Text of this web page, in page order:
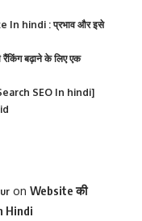
hindi : प्रभाव और इसे
बढ़ाने के लिए एक
Search SEO In hindi]
on Website की
Hindi